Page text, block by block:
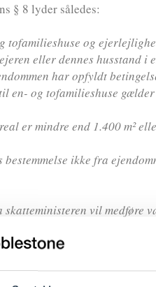
§ 8 lyder således:
tofamilieshuse og
eller dennes husstand i
har opfyldt
en- og tofamilieshuse
er mindre end 1.400 m²
ikke fra
vil medføre
for sommerhusejendomme
hele den periode, hvori